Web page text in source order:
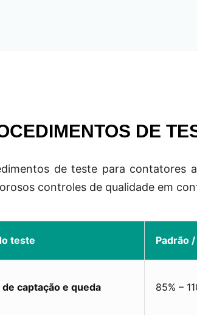
DE
de teste para contatores
controles de qualidade em
teste Padrão
captação e queda 85% –